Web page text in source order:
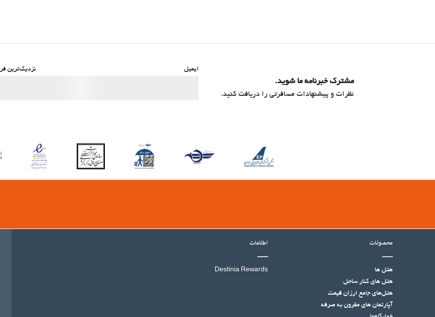
مشترک خبرنامه ما شوید.
نظرات و پیشنهادات مسافرتی را دریافت کنید.
ایمیل نزدیک‌ترین
محصولات
هتل ها
هتل‌ های کنار ساحل
هتل‌های جامع ارزان قیمت
آپارتمان های مقرون به صرفه
اطلاعات
Destinia Rewards